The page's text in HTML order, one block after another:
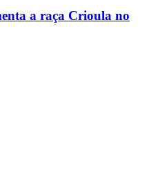
a raça Crioula no